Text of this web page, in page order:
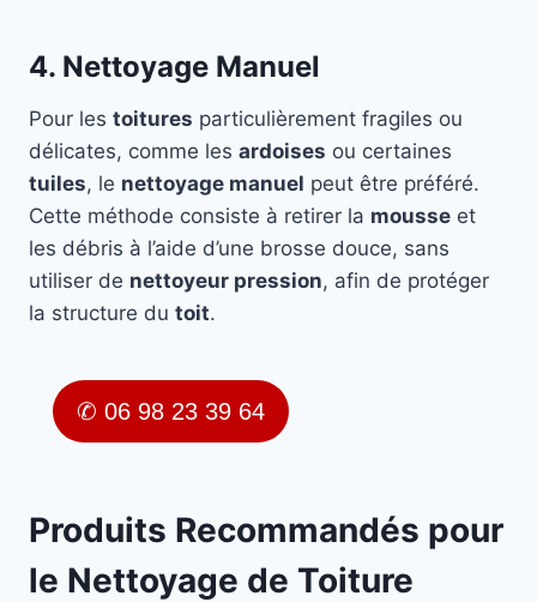
4. Nettoyage Manuel
Pour les toitures particulièrement fragiles ou
délicates, comme les ardoises ou certaines
tuiles, le nettoyage manuel peut être préféré.
Cette méthode consiste à retirer la mousse et
les débris à l’aide d’une brosse douce, sans
utiliser de nettoyeur pression, afin de protéger
la structure du toit.
✆ 06 98 23 39 64
Produits Recommandés pour
le Nettoyage de Toiture